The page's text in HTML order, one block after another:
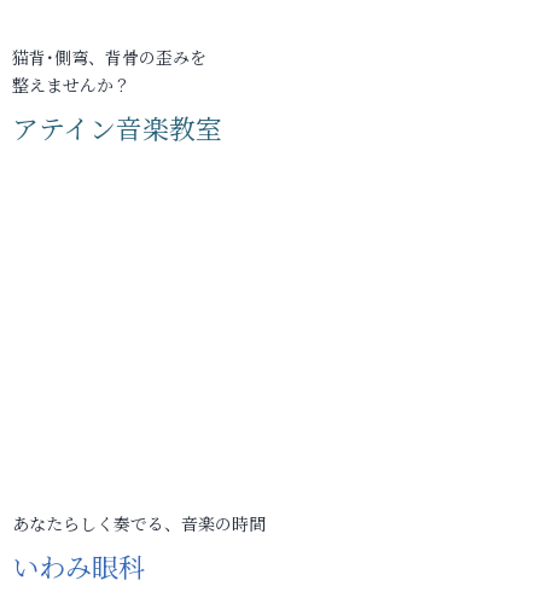
猫背･側弯、背骨の歪みを
整えませんか？
アテイン音楽教室
あなたらしく奏でる、音楽の時間
いわみ眼科